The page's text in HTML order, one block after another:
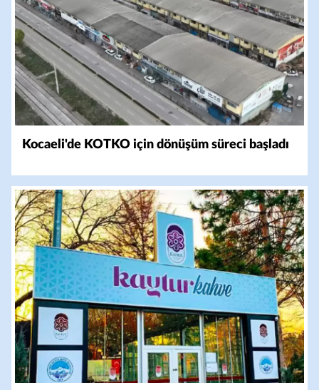
Kocaeli'de KOTKO için dönüşüm süreci başladı